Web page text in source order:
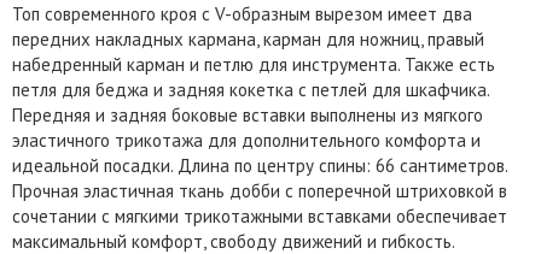
Топ современного кроя с V-образным вырезом имеет два
передних накладных кармана, карман для ножниц, правый
набедренный карман и петлю для инструмента. Также есть
петля для беджа и задняя кокетка с петлей для шкафчика.
Передняя и задняя боковые вставки выполнены из мягкого
эластичного трикотажа для дополнительного комфорта и
идеальной посадки. Длина по центру спины: 66 сантиметров.
Прочная эластичная ткань добби с поперечной штриховкой в
сочетании с мягкими трикотажными вставками обеспечивает
максимальный комфорт, свободу движений и гибкость.